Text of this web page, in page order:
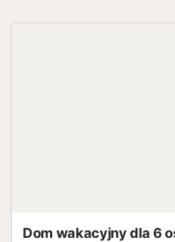
Dom wakacyjny dla 6